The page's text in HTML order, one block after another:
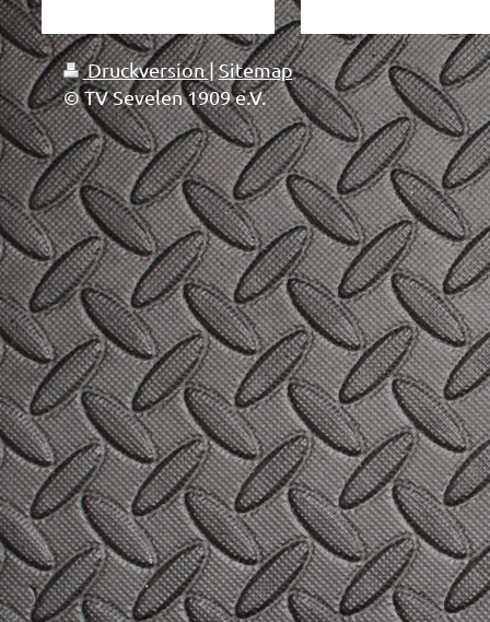
Druckversion| Sitemap
© TV Sevelen 1909 e.V.